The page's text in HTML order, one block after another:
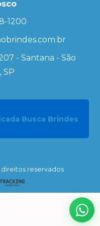
1200
- Santana - São
SP
Busca Brindes
reservados